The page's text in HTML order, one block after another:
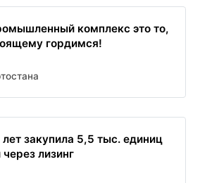
комплекс это то,
гордимся!
закупила 5,5 тыс. единиц
лизинг